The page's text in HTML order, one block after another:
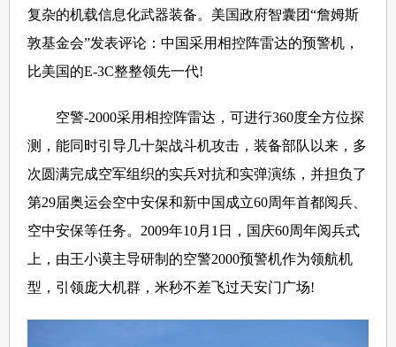
复杂的机载信息化武器装备。美国政府智囊团“詹姆斯
敦基金会”发表评论：中国采用相控阵雷达的预警机，
比美国的E-3C整整领先一代!
空警-2000采用相控阵雷达，可进行360度全方位探
测，能同时引导几十架战斗机攻击，装备部队以来，多
次圆满完成空军组织的实兵对抗和实弹演练，并担负了
第29届奥运会空中安保和新中国成立60周年首都阅兵、
空中安保等任务。2009年10月1日，国庆60周年阅兵式
上，由王小谟主导研制的空警2000预警机作为领航机
型，引领庞大机群，米秒不差飞过天安门广场!